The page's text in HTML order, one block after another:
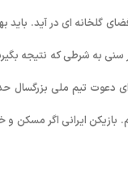
گلخانه ای در آید.
سنی به شرطی که نتیجه